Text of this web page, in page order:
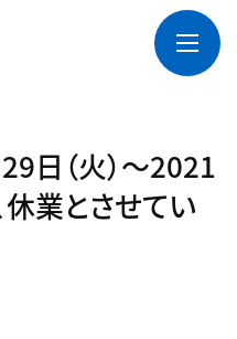
日（火）～2021
休業とさせてい